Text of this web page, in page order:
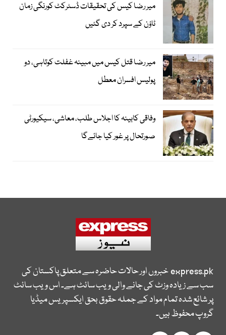
میر رضا کیس کی تحقیقات ڈسٹرکٹ کورنگی زمان
ٹاؤن کے سپرد کر دی گئیں
میر رضا قتل کیس میں مبینہ غفلت کوتاہی، دو
پولیس افسران معطل
وفاقی کابینہ کا اجلاس طلب، معاشی، سیکیورٹی
صورتحال پر غور کیا جائےگا
express.pkخبروں اور حالات حاضرہ سے متعلق پاکستان کی
سب سے زیادہ وزٹ کی جانے والی ویب سائٹ ہے۔ اس ویب سائٹ
پر شائع شدہ تمام مواد کے جملہ حقوق بحق ایکسپریس میڈیا
گروپ محفوظ ہیں۔